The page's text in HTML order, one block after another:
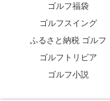
ゴルフ福袋
ゴルフスイング
ふるさと納税 ゴルフ
ゴルフトリビア
ゴルフ小説